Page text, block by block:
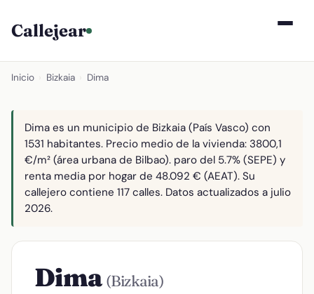
Callejear
Inicio Bizkaia Dima
Dima es un municipio de Bizkaia (País Vasco) con
1531 habitantes. Precio medio de la vivienda: 3800,1
€/m² (área urbana de Bilbao). paro del 5.7% (SEPE) y
renta media por hogar de 48.092 € (AEAT). Su
callejero contiene 117 calles. Datos actualizados a julio
2026.
Dima (Bizkaia)